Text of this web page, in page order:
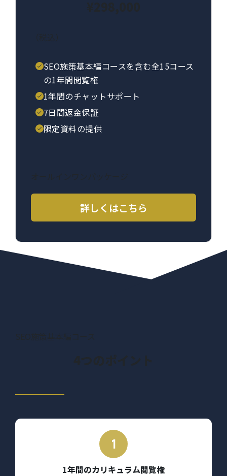
SEO施策基本編コースを含む全15コース
の1年間閲覧権
1年間のチャットサポート
7日間返金保証
限定資料の提供
詳しくはこちら
1年間のカリキュラム閲覧権